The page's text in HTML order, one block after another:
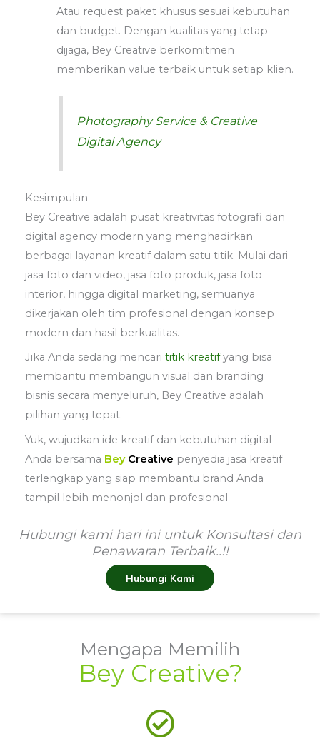
Atau request paket khusus sesuai kebutuhan
dan budget. Dengan kualitas yang tetap
dijaga, Bey Creative berkomitmen
memberikan value terbaik untuk setiap klien.
Photography Service & Creative
Digital Agency
Kesimpulan
Bey Creative adalah pusat kreativitas fotografi dan
digital agency modern yang menghadirkan
berbagai layanan kreatif dalam satu titik. Mulai dari
jasa foto dan video, jasa foto produk, jasa foto
interior, hingga digital marketing, semuanya
dikerjakan oleh tim profesional dengan konsep
modern dan hasil berkualitas.
Jika Anda sedang mencari titik kreatifyang bisa
membantu membangun visual dan branding
bisnis secara menyeluruh, Bey Creative adalah
pilihan yang tepat.
Yuk, wujudkan ide kreatif dan kebutuhan digital
Anda bersama Bey Creative penyedia jasa kreatif
terlengkap yang siap membantu brand Anda
tampil lebih menonjol dan profesional
Hubungi kami hari ini untuk Konsultasi dan
Penawaran Terbaik..!!
Hubungi Kami
Mengapa Memilih
Bey Creative?